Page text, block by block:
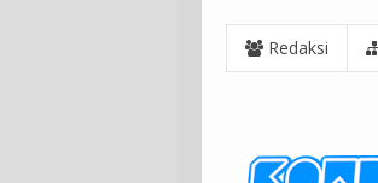
Redaksi